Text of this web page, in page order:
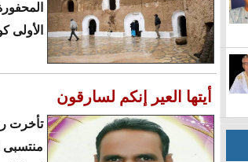
الأولى
أيتها العير إنكم لسارقون
تأخرت
منتسبى